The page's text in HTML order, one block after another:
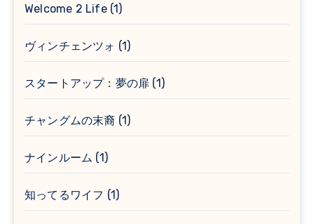
Welcome 2 Life(1)
ヴィンチェンツォ (1)
スタートアップ：夢の扉 (1)
チャングムの末裔 (1)
ナインルーム (1)
知ってるワイフ (1)